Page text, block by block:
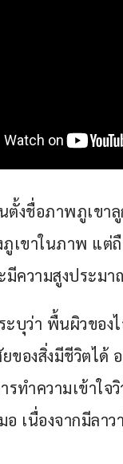
ตั้งชื่อภาพภูเขา
ภูเขาในภาพ แต่
มีความสูงประม
ะบุว่า พื้นผิวของ
ของสิ่งมีชีวิตได้
รทำความเข้าใ
อ เนื่องจากมีล